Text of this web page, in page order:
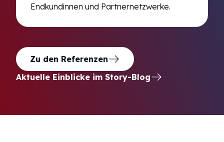
Endkundinnen und Partnernetzwerke.
Zu den Referenzen
Aktuelle Einblicke im Story-Blog